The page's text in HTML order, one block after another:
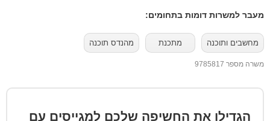
מעבר למשרות דומות בתחומים:
מחשבים ותוכנה מתכנת מהנדס תוכנה
משרה מספר 9785817
הגדילו את החשיפה שלכם למגייסים עם